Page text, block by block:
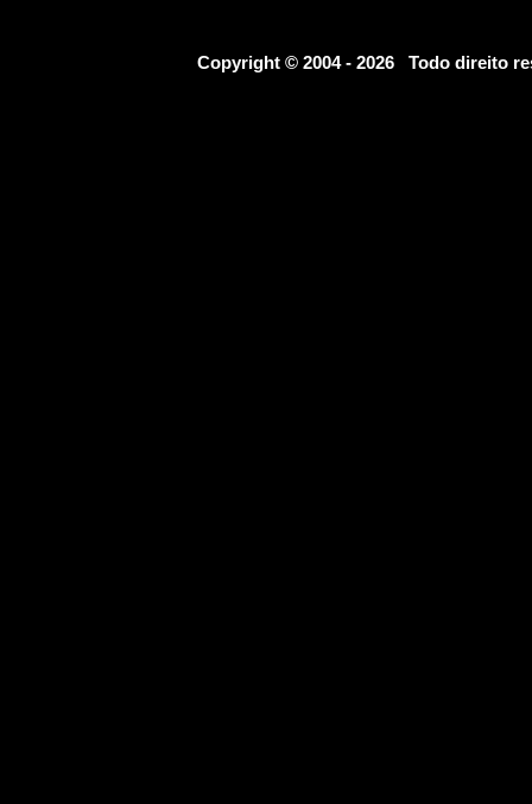
Copyright © 2004 - 2026 Todo direito